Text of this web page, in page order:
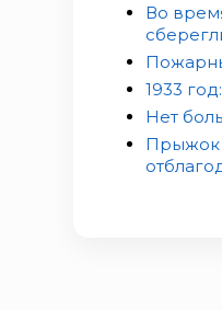
Во
1933
Нет
Прыжок